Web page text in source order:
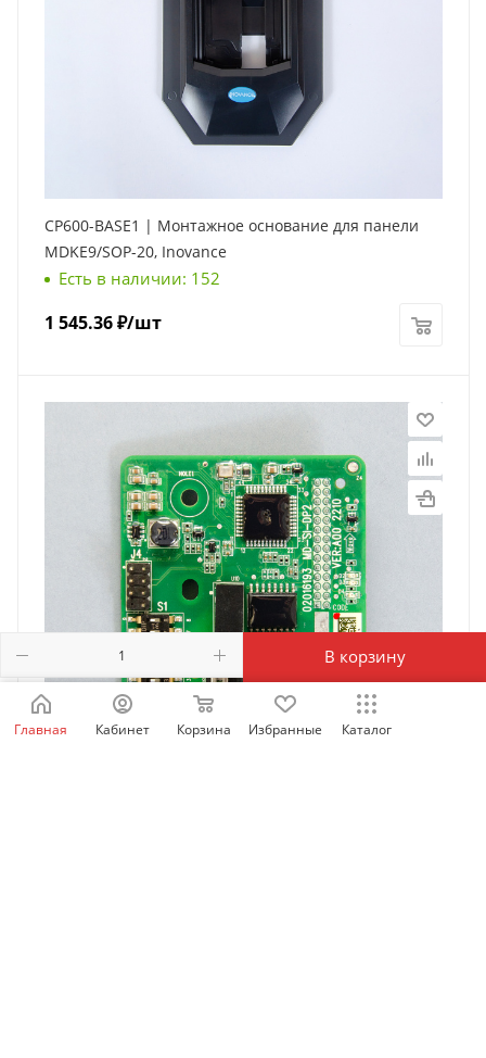
В корзину
CP600-BASE1 | Монтажное основание для панели
MDKE9/SOP-20, Inovance
Есть в наличии: 152
1 545.36₽/шт
Главная Кабинет Корзина Избранные Каталог